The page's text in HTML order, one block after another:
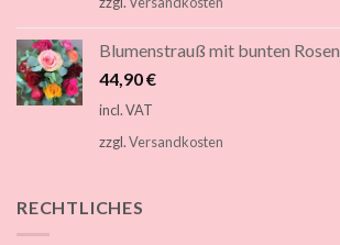
Blumenstrauß mit bunten Rosen
44,90€
incl. VAT
zzgl.Versandkosten
RECHTLICHES